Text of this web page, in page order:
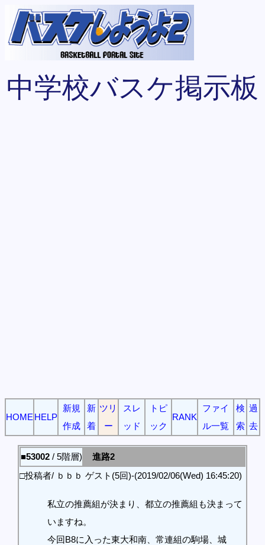
中学校バスケ掲示板
HOME HELP
新規
作成
新
着
ツリ
ー
スレ
ッド
トピ
ック
RANK
ファイ
ル一覧
検
索
過
去
■53002 / 5階層)
進路2
□投稿者/ ｂｂｂ ゲスト(5回)-(2019/02/06(Wed) 16:45:20)
私立の推薦組が決まり、都立の推薦組も決まって
いますね。
今回B8に入った東大和南、常連組の駒場、城